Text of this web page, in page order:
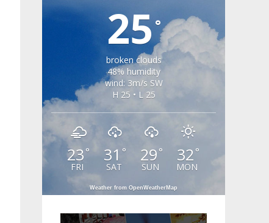
25°
broken clouds
48% humidity
wind: 3m/s SW
H 25 • L 25
23 °
FRI
31 °
SAT
29 °
SUN
32 °
MON
Weather from OpenWeatherMap